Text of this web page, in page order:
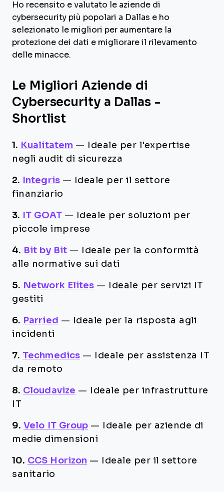
Ho recensito e valutato le aziende di
cybersecurity più popolari a Dallas e ho
selezionato le migliori per aumentare la
protezione dei dati e migliorare il rilevamento
delle minacce.
Le Migliori Aziende di
Cybersecurity a Dallas -
Shortlist
1. Kualitatem —
Ideale per l'expertise
negli audit di sicurezza
2. Integris —
Ideale per il settore
finanziario
3. IT GOAT —
Ideale per soluzioni per
piccole imprese
4. Bit by Bit —
Ideale per la conformità
alle normative sui dati
5. Network Elites —
Ideale per servizi IT
gestiti
6. Parried —
Ideale per la risposta agli
incidenti
7. Techmedics —
Ideale per assistenza IT
da remoto
8. Cloudavize —
Ideale per infrastrutture
IT
9. Velo IT Group —
Ideale per aziende di
medie dimensioni
10. CCS Horizon —
Ideale per il settore
sanitario